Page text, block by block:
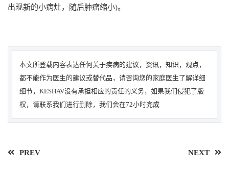
出现新的小病灶，随后肿瘤缩小)。
本文所登载内容表达任何关于疾病的建议，资讯，知识，观点，
都不能作为医生的建议或替代品，请咨询您的家庭医生了解详细
细节，KESHAV没有承担相应的责任的义务，如果我们侵犯了版
权，请联系我们进行删除，我们会在72小时完成
PREV NEXT